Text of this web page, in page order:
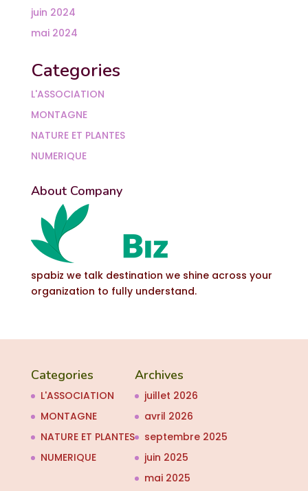
juin 2024
mai 2024
Categories
L'ASSOCIATION
MONTAGNE
NATURE ET PLANTES
NUMERIQUE
About Company
spabiz we talk destination we shine across your
organization to fully understand.
Categories
L'ASSOCIATION
MONTAGNE
NATURE ET PLANTES
NUMERIQUE
Archives
juillet 2026
avril 2026
septembre 2025
juin 2025
mai 2025